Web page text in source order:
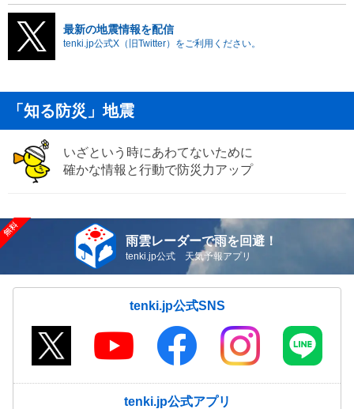
最新の地震情報を配信
tenki.jp公式X（旧Twitter）をご利用ください。
「知る防災」地震
いざという時にあわてないために
確かな情報と行動で防災力アップ
雨雲レーダーで雨を回避！
tenki.jp公式 天気予報アプリ
tenki.jp公式SNS
tenki.jp公式アプリ